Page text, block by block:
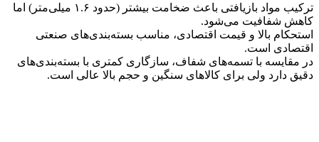
ترکیب مواد بازیافتی باعث ضخامت بیشتر (حدود ۱.۶ میلی‌متر) اما
کاهش شفافیت می‌شود.
استحکام بالا و قیمت اقتصادی، مناسب بسته‌بندی‌های صنعتی
اقتصادی است.
در مقایسه با تسمه‌های شفاف، سازگاری کمتری با بسته‌بندی‌های
دقیق دارد ولی برای کالاهای سنگین و حجم بالا عالی است.